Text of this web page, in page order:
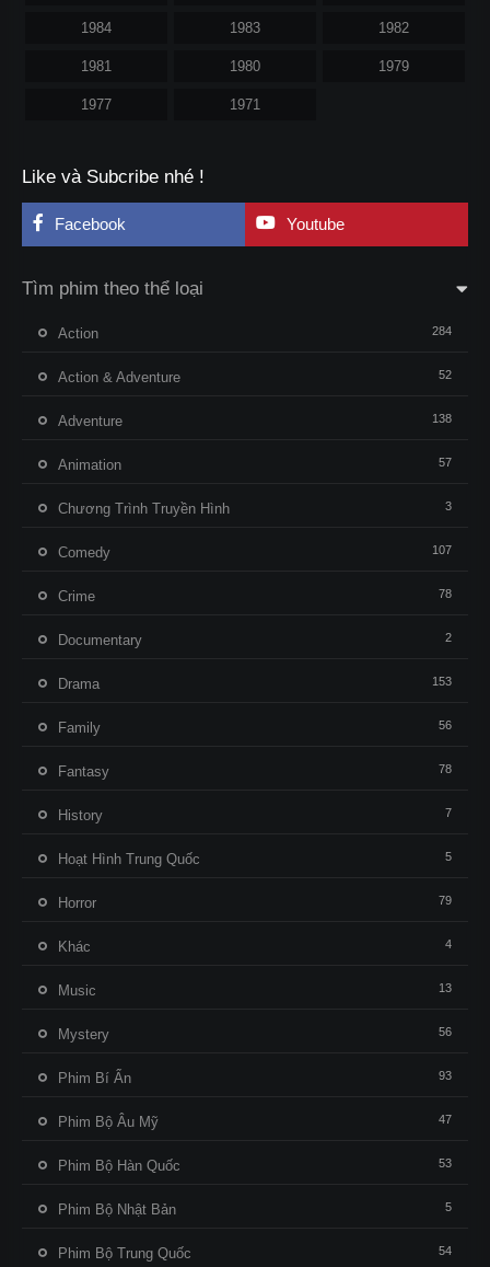
1984 1983 1982
1981 1980 1979
1977 1971
Like và Subcribe nhé !
Facebook Youtube
Tìm phim theo thể loại
Action 284
Action & Adventure 52
Adventure 138
Animation 57
Chương Trình Truyền Hình 3
Comedy 107
Crime 78
Documentary 2
Drama 153
Family 56
Fantasy 78
History 7
Hoạt Hình Trung Quốc 5
Horror 79
Khác 4
Music 13
Mystery 56
Phim Bí Ẩn 93
Phim Bộ Âu Mỹ 47
Phim Bộ Hàn Quốc 53
Phim Bộ Nhật Bản 5
Phim Bộ Trung Quốc 54